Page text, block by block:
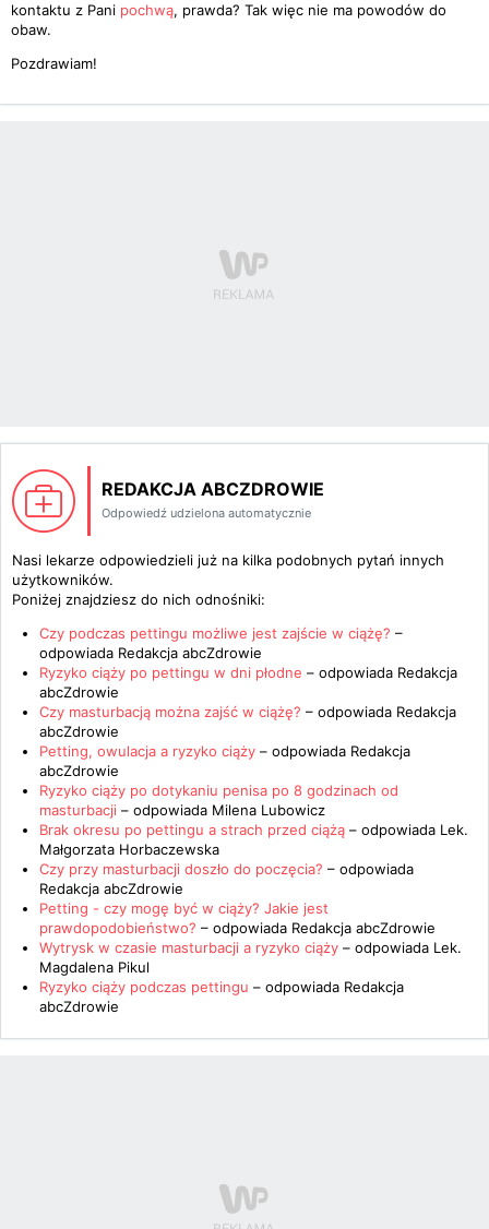
kontaktu z Pani pochwą, prawda? Tak więc nie ma powodów do
obaw.
Pozdrawiam!
REDAKCJA ABCZDROWIE
Odpowiedź udzielona automatycznie
Nasi lekarze odpowiedzieli już na kilka podobnych pytań innych
użytkowników.
Poniżej znajdziesz do nich odnośniki:
Czy podczas pettingu możliwe jest zajście w ciążę? –
odpowiada Redakcja abcZdrowie
Ryzyko ciąży po pettingu w dni płodne – odpowiada Redakcja
abcZdrowie
Czy masturbacją można zajść w ciążę? – odpowiada Redakcja
abcZdrowie
Petting, owulacja a ryzyko ciąży – odpowiada Redakcja
abcZdrowie
Ryzyko ciąży po dotykaniu penisa po 8 godzinach od
masturbacji – odpowiada Milena Lubowicz
Brak okresu po pettingu a strach przed ciążą – odpowiada Lek.
Małgorzata Horbaczewska
Czy przy masturbacji doszło do poczęcia? – odpowiada
Redakcja abcZdrowie
Petting - czy mogę być w ciąży? Jakie jest
prawdopodobieństwo? – odpowiada Redakcja abcZdrowie
Wytrysk w czasie masturbacji a ryzyko ciąży – odpowiada Lek.
Magdalena Pikul
Ryzyko ciąży podczas pettingu – odpowiada Redakcja
abcZdrowie